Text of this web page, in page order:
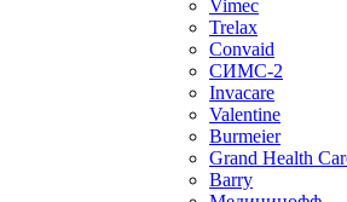
Vimec
Trelax
Convaid
СИМС-2
Invacare
Valentine
Burmeier
Grand Health
Barry